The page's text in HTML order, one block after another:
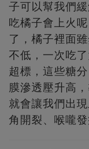
子可以幫我們
吃橘子會上火
了，橘子裡面
不低，一次吃
超標，這些糖
膜滲透壓升高
就會讓我們出
角開裂、喉嚨發